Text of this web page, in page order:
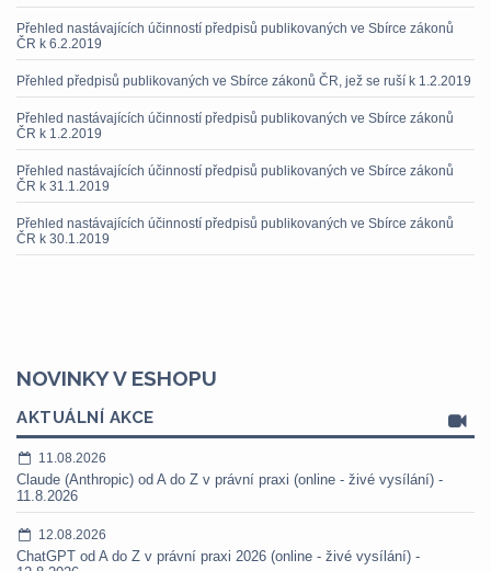
Přehled nastávajících účinností předpisů publikovaných ve Sbírce zákonů
ČR k 6.2.2019
Přehled předpisů publikovaných ve Sbírce zákonů ČR, jež se ruší k 1.2.2019
Přehled nastávajících účinností předpisů publikovaných ve Sbírce zákonů
ČR k 1.2.2019
Přehled nastávajících účinností předpisů publikovaných ve Sbírce zákonů
ČR k 31.1.2019
Přehled nastávajících účinností předpisů publikovaných ve Sbírce zákonů
ČR k 30.1.2019
NOVINKY V ESHOPU
AKTUÁLNÍ AKCE
11.08.2026
Claude (Anthropic) od A do Z v právní praxi (online - živé vysílání) -
11.8.2026
12.08.2026
ChatGPT od A do Z v právní praxi 2026 (online - živé vysílání) -